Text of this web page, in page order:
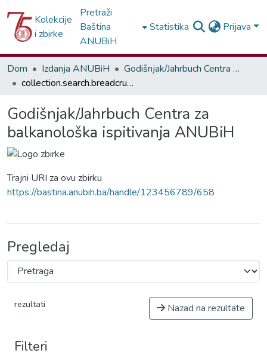
Kolekcije
i zbirke
Pretraži
Baština
ANUBiH
Statistika Prijava
Dom Izdanja ANUBiH
Godišnjak/Jahrbuch Centra za balkanološka ispitivanja ANUBiH
collection.search.breadcrumbs
Godišnjak/Jahrbuch Centra za
balkanološka ispitivanja ANUBiH
Trajni URI za ovu zbirku
https://bastina.anubih.ba/handle/123456789/658
Pregledaj
rezultati Nazad na rezultate
Filteri